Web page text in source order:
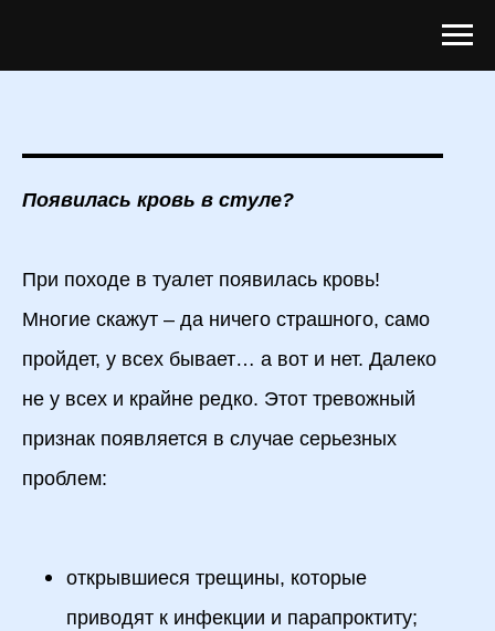
Появилась кровь в стуле?
При походе в туалет появилась кровь!
Многие скажут – да ничего страшного, само
пройдет, у всех бывает… а вот и нет. Далеко
не у всех и крайне редко. Этот тревожный
признак появляется в случае серьезных
проблем:
открывшиеся трещины, которые
приводят к инфекции и парапроктиту;